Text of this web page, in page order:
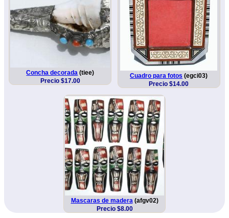
Concha decorada (tiee)
Precio $17.00
Cuadro para fotos (egci03)
Precio $14.00
Mascaras de madera(afgv02)
Precio $8.00